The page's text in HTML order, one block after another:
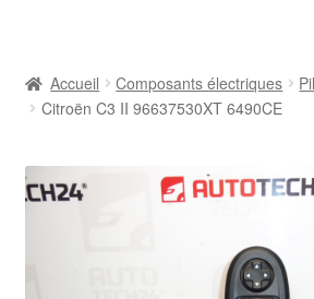
Contact
Livraison
Accueil Composants électriques
Citroën C3 II 96637530XT 6490CE